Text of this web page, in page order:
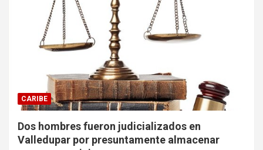
CARIBE
Dos hombres fueron judicializados en
Valledupar por presuntamente almacenar